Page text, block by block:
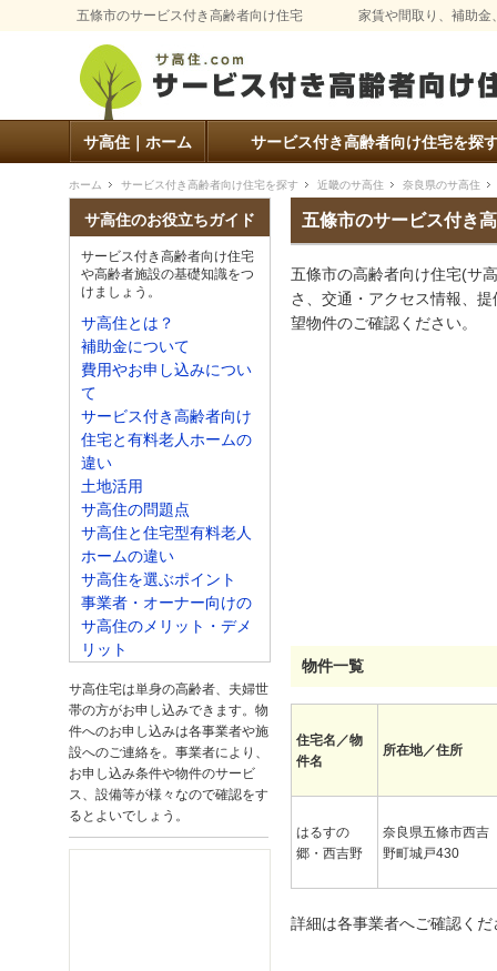
家賃や間取り、補助金
五條市のサービス付き高齢者向け住宅
サ高住｜ホーム サービス付き高齢者向け住宅を探
ホーム サービス付き高齢者向け住宅を探す 近畿のサ高住 奈良県のサ高住
五條市のサービス付き
五條市の高齢者向け住宅(サ
さ、交通・アクセス情報、
望物件のご確認ください。
物件一覧
住宅名／物
件名
所在地／住所
はるすの
郷・西吉野
奈良県五條市西吉
野町城戸430
詳細は各事業者へご確認くだ
サ高住のお役立ちガイド
サービス付き高齢者向け住宅
や高齢者施設の基礎知識をつ
けましょう。
サ高住とは？
補助金について
費用やお申し込みについ
て
サービス付き高齢者向け
住宅と有料老人ホームの
違い
土地活用
サ高住の問題点
サ高住と住宅型有料老人
ホームの違い
サ高住を選ぶポイント
事業者・オーナー向けの
サ高住のメリット・デメ
リット
サ高住宅は単身の高齢者、夫婦世
帯の方がお申し込みできます。物
件へのお申し込みは各事業者や施
設へのご連絡を。事業者により、
お申し込み条件や物件のサービ
ス、設備等が様々なので確認をす
るとよいでしょう。